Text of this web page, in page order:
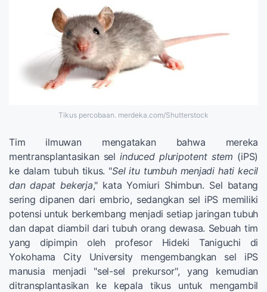
Tikus percobaan. merdeka.com/Shutterstock
Tim ilmuwan mengatakan bahwa mereka
mentransplantasikan selinduced pluripotent stem (iPS)
ke dalam tubuh tikus. "Sel itu tumbuh menjadi hati kecil
dan dapat bekerja," kata Yomiuri Shimbun. Sel batang
sering dipanen dari embrio, sedangkan sel iPS memiliki
potensi untuk berkembang menjadi setiap jaringan tubuh
dan dapat diambil dari tubuh orang dewasa. Sebuah tim
yang dipimpin oleh profesor Hideki Taniguchi di
Yokohama City University mengembangkan sel iPS
manusia menjadi "sel-sel prekursor", yang kemudian
ditransplantasikan ke kepala tikus untuk mengambil